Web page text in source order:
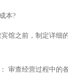
本?
馆之前，制定详细
审查经营过程中的